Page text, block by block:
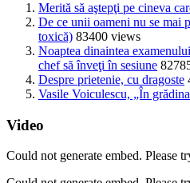
Merită să aştepţi pe cineva
De ce unii oameni nu se mai
toxică) 83400 views
Noaptea dinaintea
chef să înveţi în sesiune
Despre prietenie, cu dragoste
Vasile Voiculescu, „În
Video
Could not generate embed. Please